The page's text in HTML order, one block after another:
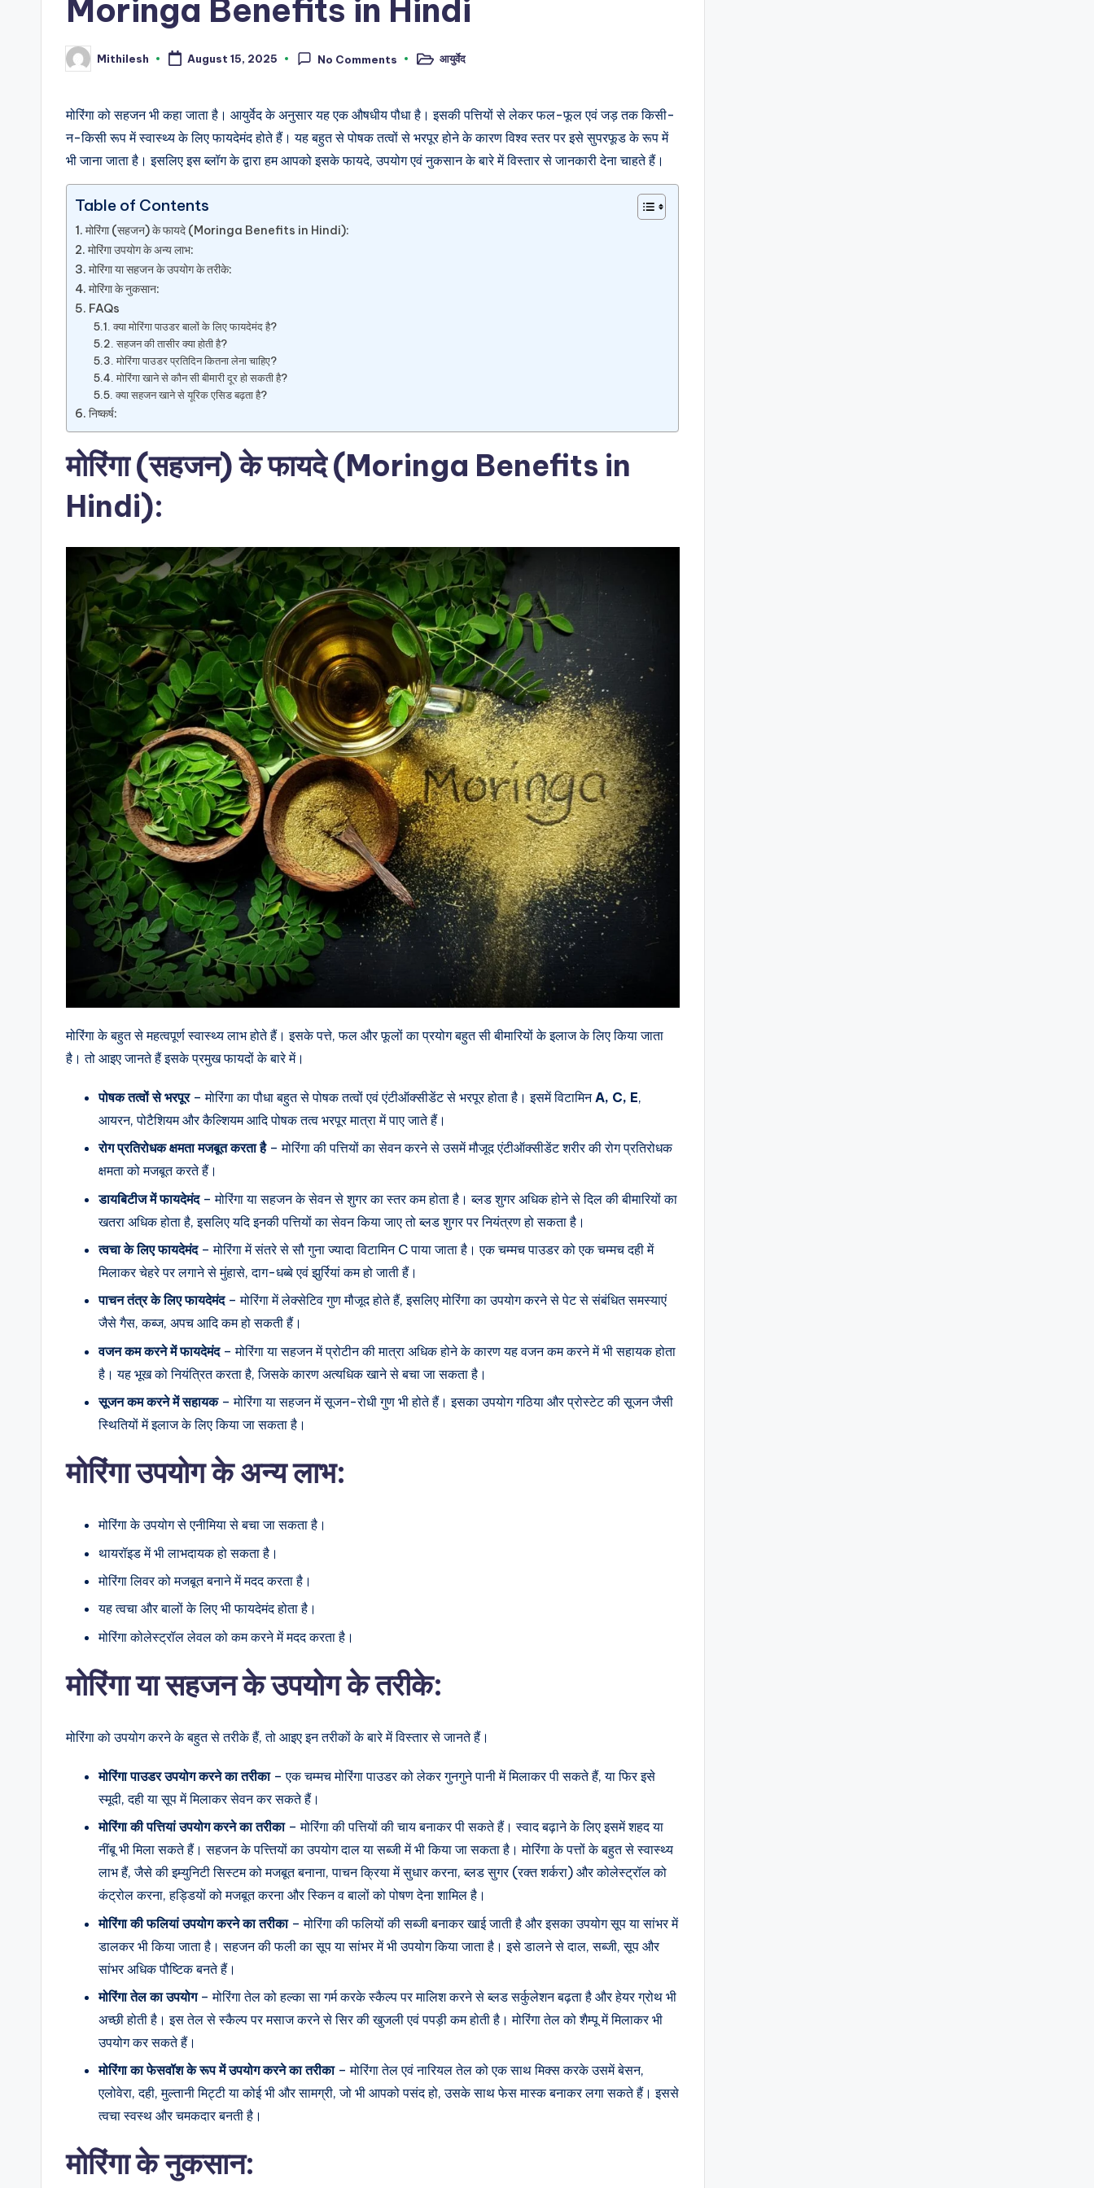
Moringa Benefits in Hindi
Posted
by
Mithilesh August 15, 2025 No Comments
Posted
आयुर्वेद
मोरिंगा को सहजन भी कहा जाता है। आयुर्वेद के अनुसार यह एक औषधीय पौधा है। इसकी पत्तियों से लेकर फल-फूल एवं जड़ तक किसी-
न-किसी रूप में स्वास्थ्य के लिए फायदेमंद होते हैं। यह बहुत से पोषक तत्वों से भरपूर होने के कारण विश्व स्तर पर इसे सुपरफूड के रूप में
भी जाना जाता है। इसलिए इस ब्लॉग के द्वारा हम आपको इसके फायदे, उपयोग एवं नुकसान के बारे में विस्तार से जानकारी देना चाहते हैं।
Table of Contents
मोरिंगा (सहजन) के फायदे (Moringa Benefits in Hindi):
मोरिंगा उपयोग के अन्य लाभ:
मोरिंगा या सहजन के उपयोग के तरीके:
मोरिंगा के नुकसान:
FAQs
क्या मोरिंगा पाउडर बालों के लिए फायदेमंद है?
सहजन की तासीर क्या होती है?
मोरिंगा पाउडर प्रतिदिन कितना लेना चाहिए?
मोरिंगा खाने से कौन सी बीमारी दूर हो सकती है?
क्या सहजन खाने से यूरिक एसिड बढ़ता है?
निष्कर्ष:
मोरिंगा (सहजन) के फायदे (Moringa Benefits in
Hindi):
मोरिंगा के बहुत से महत्वपूर्ण स्वास्थ्य लाभ होते हैं। इसके पत्ते, फल और फूलों का प्रयोग बहुत सी बीमारियों के इलाज के लिए किया जाता
है। तो आइए जानते हैं इसके प्रमुख फायदों के बारे में।
पोषक तत्वों से भरपूर– मोरिंगा का पौधा बहुत से पोषक तत्वों एवं एंटीऑक्सीडेंट से भरपूर होता है। इसमें विटामिन A, C, E,
आयरन, पोटैशियम और कैल्शियम आदि पोषक तत्व भरपूर मात्रा में पाए जाते हैं।
रोग प्रतिरोधक क्षमता मजबूत करता है– मोरिंगा की पत्तियों का सेवन करने से उसमें मौजूद एंटीऑक्सीडेंट शरीर की रोग प्रतिरोधक
क्षमता को मजबूत करते हैं।
डायबिटीज में फायदेमंद– मोरिंगा या सहजन के सेवन से शुगर का स्तर कम होता है। ब्लड शुगर अधिक होने से दिल की बीमारियों का
खतरा अधिक होता है, इसलिए यदि इनकी पत्तियों का सेवन किया जाए तो ब्लड शुगर पर नियंत्रण हो सकता है।
त्वचा के लिए फायदेमंद– मोरिंगा में संतरे से सौ गुना ज्यादा विटामिन C पाया जाता है। एक चम्मच पाउडर को एक चम्मच दही में
मिलाकर चेहरे पर लगाने से मुंहासे, दाग-धब्बे एवं झुर्रियां कम हो जाती हैं।
पाचन तंत्र के लिए फायदेमंद– मोरिंगा में लेक्सेटिव गुण मौजूद होते हैं, इसलिए मोरिंगा का उपयोग करने से पेट से संबंधित समस्याएं
जैसे गैस, कब्ज, अपच आदि कम हो सकती हैं।
वजन कम करने में फायदेमंद– मोरिंगा या सहजन में प्रोटीन की मात्रा अधिक होने के कारण यह वजन कम करने में भी सहायक होता
है। यह भूख को नियंत्रित करता है, जिसके कारण अत्यधिक खाने से बचा जा सकता है।
सूजन कम करने में सहायक– मोरिंगा या सहजन में सूजन-रोधी गुण भी होते हैं। इसका उपयोग गठिया और प्रोस्टेट की सूजन जैसी
स्थितियों में इलाज के लिए किया जा सकता है।
मोरिंगा उपयोग के अन्य लाभ:
मोरिंगा के उपयोग से एनीमिया से बचा जा सकता है।
थायरॉइड में भी लाभदायक हो सकता है।
मोरिंगा लिवर को मजबूत बनाने में मदद करता है।
यह त्वचा और बालों के लिए भी फायदेमंद होता है।
मोरिंगा कोलेस्ट्रॉल लेवल को कम करने में मदद करता है।
मोरिंगा या सहजन के उपयोग के तरीके:
मोरिंगा को उपयोग करने के बहुत से तरीके हैं, तो आइए इन तरीकों के बारे में विस्तार से जानते हैं।
मोरिंगा पाउडर उपयोग करने का तरीका– एक चम्मच मोरिंगा पाउडर को लेकर गुनगुने पानी में मिलाकर पी सकते हैं, या फिर इसे
स्मूदी, दही या सूप में मिलाकर सेवन कर सकते हैं।
मोरिंगा की पत्तियां उपयोग करने का तरीका– मोरिंगा की पत्तियों की चाय बनाकर पी सकते हैं। स्वाद बढ़ाने के लिए इसमें शहद या
नींबू भी मिला सकते हैं। सहजन के पत्त्तियों का उपयोग दाल या सब्जी में भी किया जा सकता है। मोरिंगा के पत्तों के बहुत से स्वास्थ्य
लाभ हैं, जैसे की इम्युनिटी सिस्टम को मजबूत बनाना, पाचन क्रिया में सुधार करना, ब्लड सुगर (रक्त शर्करा) और कोलेस्ट्रॉल को
कंट्रोल करना, हड्डियों को मजबूत करना और स्किन व बालों को पोषण देना शामिल है।
मोरिंगा की फलियां उपयोग करने का तरीका– मोरिंगा की फलियों की सब्जी बनाकर खाई जाती है और इसका उपयोग सूप या सांभर में
डालकर भी किया जाता है। सहजन की फली का सूप या सांभर में भी उपयोग किया जाता है। इसे डालने से दाल, सब्जी, सूप और
सांभर अधिक पौष्टिक बनते हैं।
मोरिंगा तेल का उपयोग– मोरिंगा तेल को हल्का सा गर्म करके स्कैल्प पर मालिश करने से ब्लड सर्कुलेशन बढ़ता है और हेयर ग्रोथ भी
अच्छी होती है। इस तेल से स्कैल्प पर मसाज करने से सिर की खुजली एवं पपड़ी कम होती है। मोरिंगा तेल को शैम्पू में मिलाकर भी
उपयोग कर सकते हैं।
मोरिंगा का फेसवॉश के रूप में उपयोग करने का तरीका– मोरिंगा तेल एवं नारियल तेल को एक साथ मिक्स करके उसमें बेसन,
एलोवेरा, दही, मुल्तानी मिट्टी या कोई भी और सामग्री, जो भी आपको पसंद हो, उसके साथ फेस मास्क बनाकर लगा सकते हैं। इससे
त्वचा स्वस्थ और चमकदार बनती है।
मोरिंगा के नुकसान: